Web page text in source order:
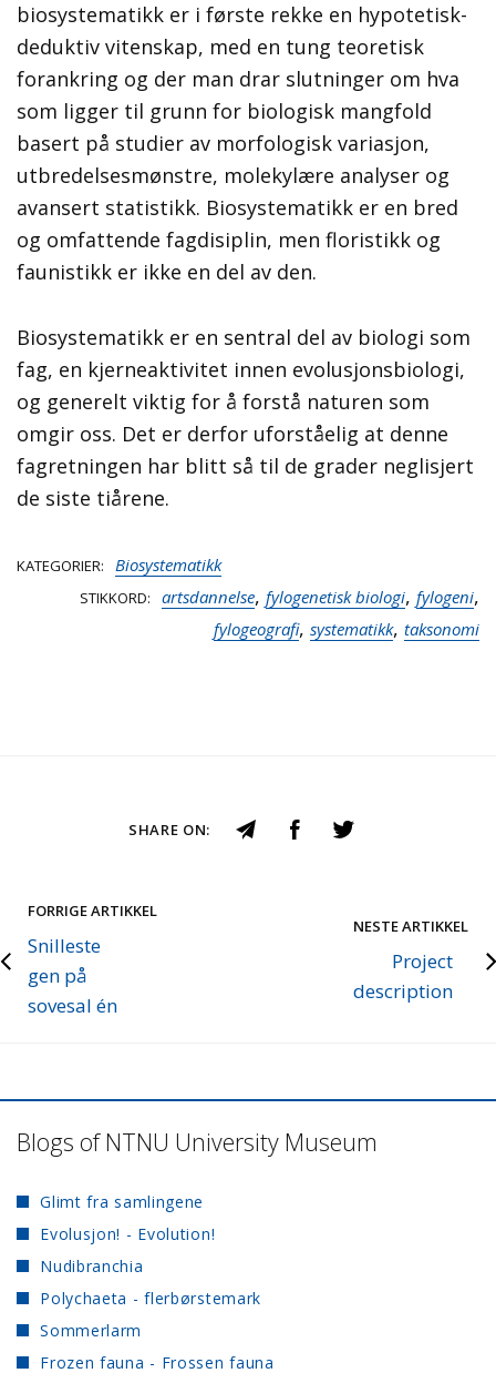
biosystematikk er i første rekke en hypotetisk-
deduktiv vitenskap, med en tung teoretisk
forankring og der man drar slutninger om hva
som ligger til grunn for biologisk mangfold
basert på studier av morfologisk variasjon,
utbredelsesmønstre, molekylære analyser og
avansert statistikk. Biosystematikk er en bred
og omfattende fagdisiplin, men floristikk og
faunistikk er ikke en del av den.
Biosystematikk er en sentral del av biologi som
fag, en kjerneaktivitet innen evolusjonsbiologi,
og generelt viktig for å forstå naturen som
omgir oss. Det er derfor uforståelig at denne
fagretningen har blitt så til de grader neglisjert
de siste tiårene.
KATEGORIER Biosystematikk
STIKKORD artsdannelse, fylogenetisk biologi, fylogeni,
fylogeografi, systematikk, taksonomi
SHARE ON:
FORRIGE ARTIKKEL
Snilleste
gen på
sovesal én
NESTE ARTIKKEL
Project
description
Blogs of NTNU University Museum
Glimt fra samlingene
Evolusjon! - Evolution!
Nudibranchia
Polychaeta - flerbørstemark
Sommerlarm
Frozen fauna - Frossen fauna